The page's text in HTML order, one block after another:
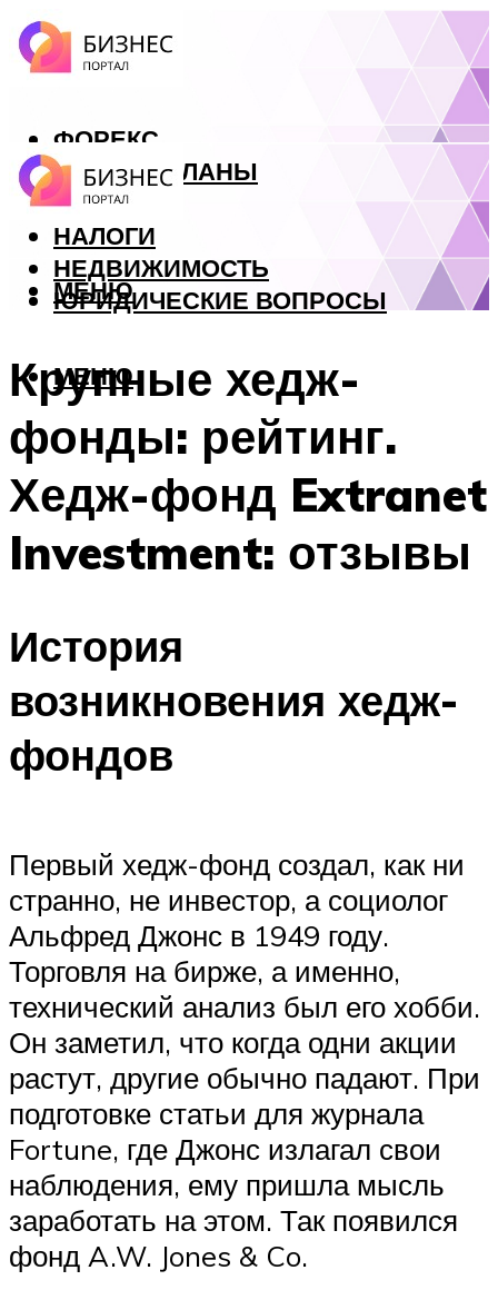
ФОРЕКС
БИЗНЕС ПЛАНЫ
КРЕДИТЫ
НАЛОГИ
НЕДВИЖИМОСТЬ
ЮРИДИЧЕСКИЕ ВОПРОСЫ
МЕНЮ
МЕНЮ
Крупные хедж-
фонды: рейтинг.
Хедж-фонд Extranet
Investment: отзывы
История
возникновения хедж-
фондов
Первый хедж-фонд создал, как ни
странно, не инвестор, а социолог
Альфред Джонс в 1949 году.
Торговля на бирже, а именно,
технический анализ был его хобби.
Он заметил, что когда одни акции
растут, другие обычно падают. При
подготовке статьи для журнала
Fortune, где Джонс излагал свои
наблюдения, ему пришла мысль
заработать на этом. Так появился
фонд A.W. Jones & Co.